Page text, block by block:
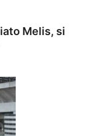
Melis, si